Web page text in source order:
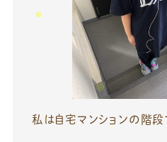
私は自宅マンションの階